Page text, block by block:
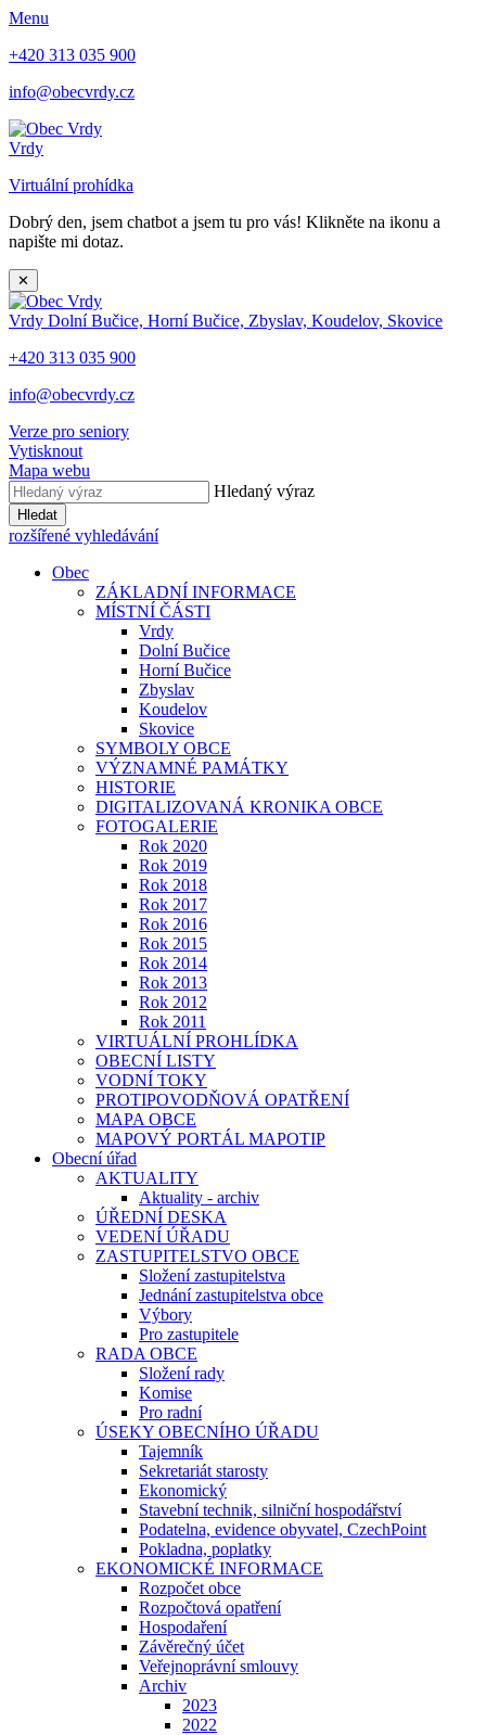
Menu
+420 313 035 900
info@obecvrdy.cz
Vrdy
Virtuální prohídka
Dobrý den, jsem chatbot a jsem tu pro vás! Klikněte na ikonu a
napište mi dotaz.
✕
Vrdy Dolní Bučice, Horní Bučice, Zbyslav, Koudelov, Skovice
+420 313 035 900
info@obecvrdy.cz
Verze pro seniory
Vytisknout
Mapa webu
Hledaný výraz
Hledat
rozšířené vyhledávání
Obec
ZÁKLADNÍ INFORMACE
MÍSTNÍ ČÁSTI
Vrdy
Dolní Bučice
Horní Bučice
Zbyslav
Koudelov
Skovice
SYMBOLY OBCE
VÝZNAMNÉ PAMÁTKY
HISTORIE
DIGITALIZOVANÁ KRONIKA OBCE
FOTOGALERIE
Rok 2020
Rok 2019
Rok 2018
Rok 2017
Rok 2016
Rok 2015
Rok 2014
Rok 2013
Rok 2012
Rok 2011
VIRTUÁLNÍ PROHLÍDKA
OBECNÍ LISTY
VODNÍ TOKY
PROTIPOVODŇOVÁ OPATŘENÍ
MAPA OBCE
MAPOVÝ PORTÁL MAPOTIP
Obecní úřad
AKTUALITY
Aktuality - archiv
ÚŘEDNÍ DESKA
VEDENÍ ÚŘADU
ZASTUPITELSTVO OBCE
Složení zastupitelstva
Jednání zastupitelstva obce
Výbory
Pro zastupitele
RADA OBCE
Složení rady
Komise
Pro radní
ÚSEKY OBECNÍHO ÚŘADU
Tajemník
Sekretariát starosty
Ekonomický
Stavební technik, silniční hospodářství
Podatelna, evidence obyvatel, CzechPoint
Pokladna, poplatky
EKONOMICKÉ INFORMACE
Rozpočet obce
Rozpočtová opatření
Hospodaření
Závěrečný účet
Veřejnoprávní smlouvy
Archiv
2023
2022